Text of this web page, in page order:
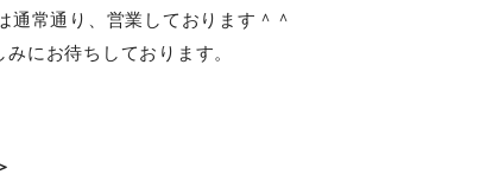
通常通り、営業しております＾＾
にお待ちしております。